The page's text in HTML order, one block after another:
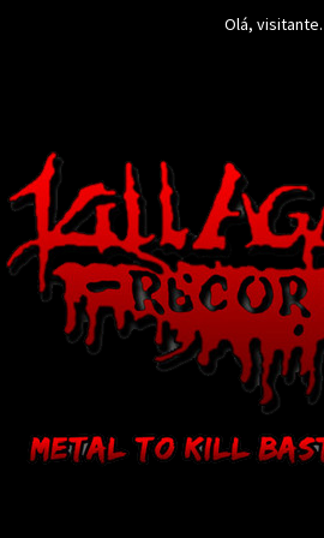
Olá, visitante.